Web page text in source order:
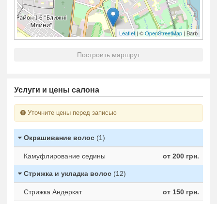
Leaflet| ©OpenStreetMap | Barb
Построить маршрут
Услуги и цены салона
Уточните цены перед записью
Окрашивание волос (1)
Камуфлирование седины от 200 грн.
Стрижка и укладка волос (12)
Стрижка Андеркат от 150 грн.